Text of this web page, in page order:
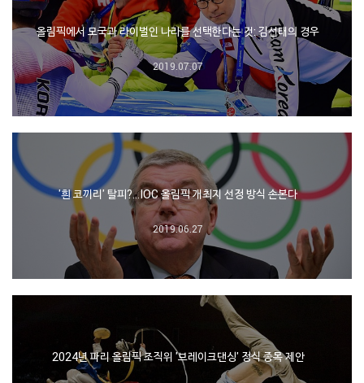
올림픽에서 모국과 라이벌인 나라를 선택한다는 것: 김선태의 경우
2019.07.07
'흰 코끼리' 탈피?…IOC 올림픽 개최지 선정 방식 손본다
2019.06.27
2024년 파리 올림픽 조직위 '브레이크댄싱' 정식 종목 제안